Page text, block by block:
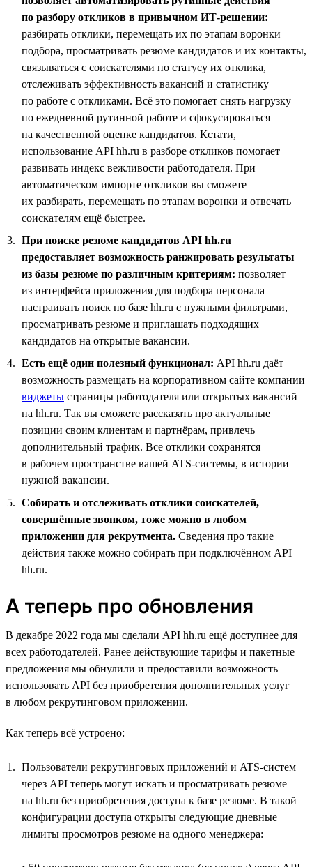
по разбору откликов в привычном ИТ-решении:
разбирать отклики, перемещать их по этапам воронки
подбора, просматривать резюме кандидатов и их контакты,
связываться с соискателями по статусу их отклика,
отслеживать эффективность вакансий и статистику
по работе с откликами. Всё это помогает снять нагрузку
по ежедневной рутинной работе и сфокусироваться
на качественной оценке кандидатов. Кстати,
использование API hh.ru в разборе откликов помогает
развивать индекс вежливости работодателя. При
автоматическом импорте откликов вы сможете
их разбирать, перемещать по этапам воронки и отвечать
соискателям ещё быстрее.
При поиске резюме кандидатов API hh.ru
предоставляет возможность ранжировать результаты
из базы резюме по различным критериям: позволяет
из интерфейса приложения для подбора персонала
настраивать поиск по базе hh.ru с нужными фильтрами,
просматривать резюме и приглашать подходящих
кандидатов на открытые вакансии.
Есть ещё один полезный функционал: API hh.ru даёт
возможность размещать на корпоративном сайте компании
виджеты страницы работодателя или открытых вакансий
на hh.ru. Так вы сможете рассказать про актуальные
позиции своим клиентам и партнёрам, привлечь
дополнительный трафик. Все отклики сохранятся
в рабочем пространстве вашей ATS-системы, в истории
нужной вакансии.
Собирать и отслеживать отклики соискателей,
совершённые звонком, тоже можно в любом
приложении для рекрутмента. Сведения про такие
действия также можно собирать при подключённом API
hh.ru.
А теперь про обновления
В декабре 2022 года мы сделали API hh.ru ещё доступнее для
всех работодателей. Ранее действующие тарифы и пакетные
предложения мы обнулили и предоставили возможность
использовать API без приобретения дополнительных услуг
в любом рекрутинговом приложении.
Как теперь всё устроено:
Пользователи рекрутинговых приложений и ATS-систем
через API теперь могут искать и просматривать резюме
на hh.ru без приобретения доступа к базе резюме. В такой
конфигурации доступа открыты следующие дневные
лимиты просмотров резюме на одного менеджера: